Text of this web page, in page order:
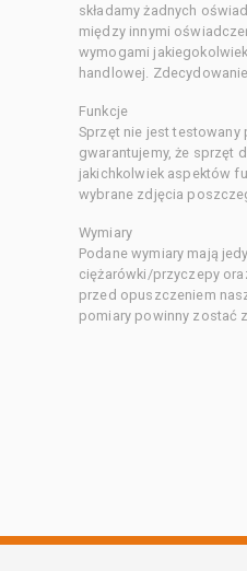
składamy żadnych
między innymi
wymogami
handlowej.
Funkcje
Sprzęt nie jest testowany
gwarantujemy, że sprzęt
jakichkolwiek aspektów
wybrane zdjęcia
Wymiary
Podane wymiary mają
ciężarówki/przyczepy
przed opuszczeniem
pomiary powinny zostać